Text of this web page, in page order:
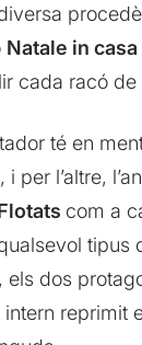
Natale in
racó de
té en
, i per l’altre,
com a
dos